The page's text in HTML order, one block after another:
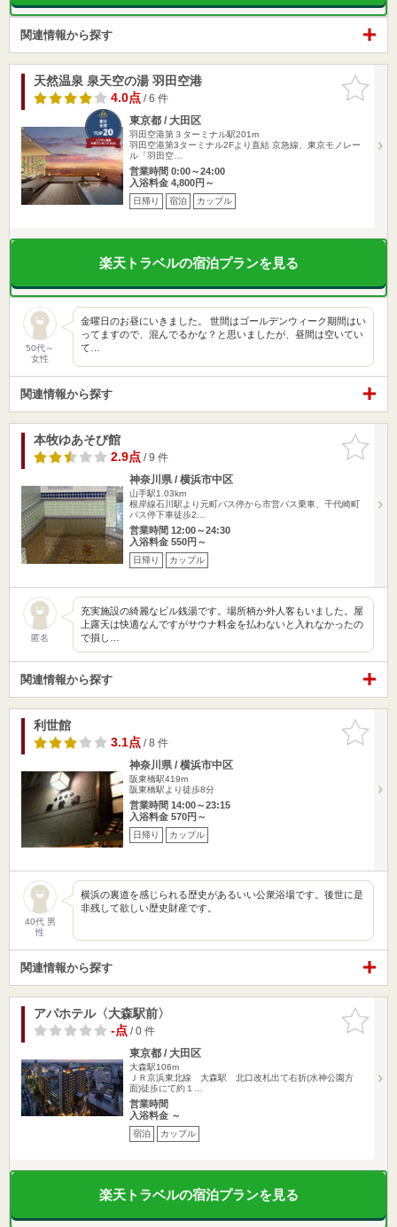
関連情報から探す
お気に入
りに追加
天然温泉 泉天空の湯 羽田空港
4.0点/ 6 件
東京都 / 大田区
羽田空港第３ターミナル駅201m
羽田空港第3ターミナル2Fより直結 京急線、東京モノレー
ル「羽田空…
営業時間 0:00～24:00
入浴料金 4,800円～
日帰り 宿泊 カップル
楽天トラベルの宿泊プランを見る
50代～
女性
金曜日のお昼にいきました。 世間はゴールデンウィーク期間はい
ってますので、混んでるかな？と思いましたが、昼間は空いてい
て…
関連情報から探す
お気に入
りに追加
本牧ゆあそび館
2.9点/ 9 件
神奈川県 / 横浜市中区
山手駅1.03km
根岸線石川駅より元町バス停から市営バス乗車、千代崎町
バス停下車徒歩2…
営業時間 12:00～24:30
入浴料金 550円～
日帰り カップル
匿名
充実施設の綺麗なビル銭湯です。場所柄か外人客もいました。屋
上露天は快適なんですがサウナ料金を払わないと入れなかったの
で損し…
関連情報から探す
お気に入
りに追加
利世館
3.1点/ 8 件
神奈川県 / 横浜市中区
阪東橋駅419m
阪東橋駅より徒歩8分
営業時間 14:00～23:15
入浴料金 570円～
日帰り カップル
40代 男
性
横浜の裏道を感じられる歴史があるいい公衆浴場です。後世に是
非残して欲しい歴史財産です。
関連情報から探す
お気に入
りに追加
アパホテル〈大森駅前〉
-点/ 0 件
東京都 / 大田区
大森駅106m
ＪＲ京浜東北線 大森駅 北口改札出て右折(水神公園方
面)徒歩にて約１…
営業時間
入浴料金 ～
宿泊 カップル
楽天トラベルの宿泊プランを見る